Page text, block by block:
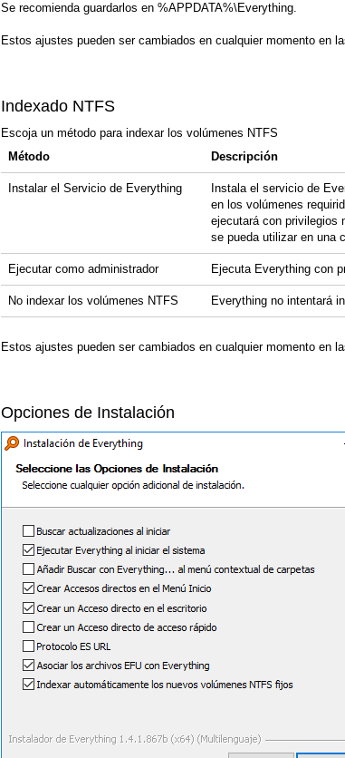
Se recomienda guardarlos en %APPDATA%\Everything.
Estos ajustes pueden ser cambiados en cualquier momento en
Indexado NTFS
Escoja un método para indexar los volúmenes NTFS
Método
Descripción
Instalar el Servicio de Everything
Instala el servicio de
en los volúmenes
ejecutará con privilegios
se pueda utilizar en una
Ejecutar como administrador Ejecuta Everything con
No indexar los volúmenes NTFS Everything no intentará
Estos ajustes pueden ser cambiados en cualquier momento en
Opciones de Instalación